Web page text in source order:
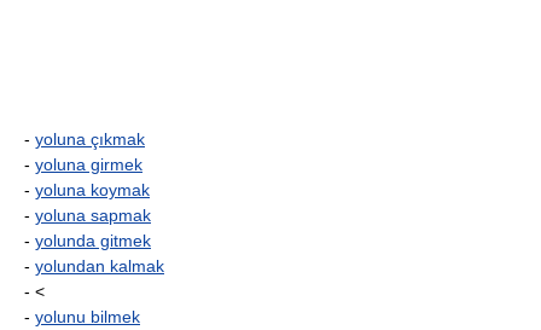
- yoluna çıkmak
- yoluna girmek
- yoluna koymak
- yoluna sapmak
- yolunda gitmek
- yolundan kalmak
- <
- yolunu bilmek